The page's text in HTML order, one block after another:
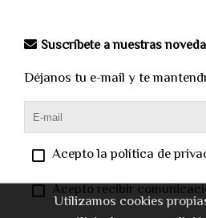
Suscríbete a nuestras
Déjanos tu e-mail y te
Acepto la política de
Acepto recibir
Utilizamos cookies